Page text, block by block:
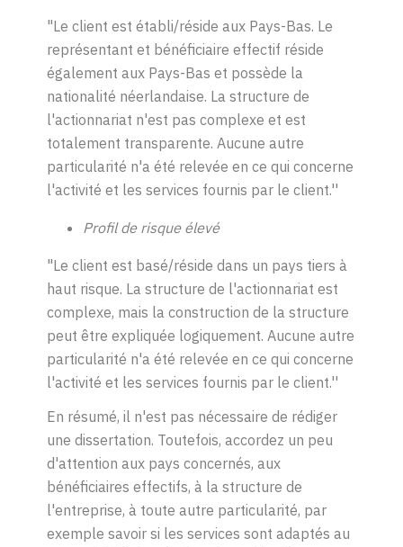
"Le client est établi/réside aux Pays-Bas. Le
représentant et bénéficiaire effectif réside
également aux Pays-Bas et possède la
nationalité néerlandaise. La structure de
l'actionnariat n'est pas complexe et est
totalement transparente. Aucune autre
particularité n'a été relevée en ce qui concerne
l'activité et les services fournis par le client.''
Profil de risque élevé
"Le client est basé/réside dans un pays tiers à
haut risque. La structure de l'actionnariat est
complexe, mais la construction de la structure
peut être expliquée logiquement. Aucune autre
particularité n'a été relevée en ce qui concerne
l'activité et les services fournis par le client.''
En résumé, il n'est pas nécessaire de rédiger
une dissertation. Toutefois, accordez un peu
d'attention aux pays concernés, aux
bénéficiaires effectifs, à la structure de
l'entreprise, à toute autre particularité, par
exemple savoir si les services sont adaptés au